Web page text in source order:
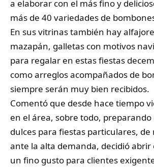
a elaborar con el más fino y
más de 40 variedades de
En sus vitrinas también hay
mazapán, galletas con motivos
para regalar en estas fiestas
como arreglos acompañados de
siempre serán muy bien recibidos.
Comentó que desde hace tiempo
en el área, sobre todo, preparando
dulces para fiestas particulares,
ante la alta demanda, decidió abrir
un fino gusto para clientes